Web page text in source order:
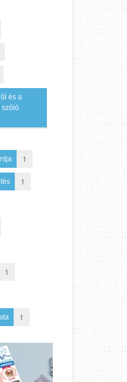
és a
szóló
1
1
1
1